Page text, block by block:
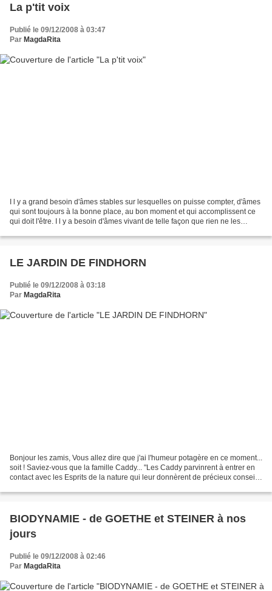
La p'tit voix
Publié le 09/12/2008 à 03:47
Par MagdaRita
I l y a grand besoin d'âmes stables sur lesquelles on puisse compter, d'âmes
qui sont toujours à la bonne place, au bon moment et qui accomplissent ce
qui doit l'être. I l y a besoin d'âmes vivant de telle façon que rien ne les
LE JARDIN DE FINDHORN
Publié le 09/12/2008 à 03:18
Par MagdaRita
Bonjour les zamis, Vous allez dire que j'ai l'humeur potagère en ce moment...
soit ! Saviez-vous que la famille Caddy... "Les Caddy parvinrent à entrer en
contact avec les Esprits de la nature qui leur donnèrent de précieux conseils
BIODYNAMIE - de GOETHE et STEINER à nos
jours
Publié le 09/12/2008 à 02:46
Par MagdaRita